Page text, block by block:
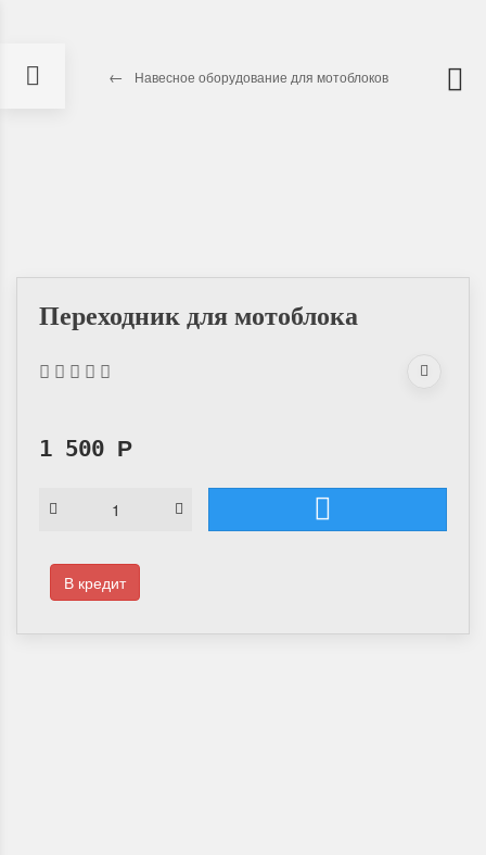
Навесное оборудование для мотоблоков
Переходник для мотоблока
1 500 Р
В кредит